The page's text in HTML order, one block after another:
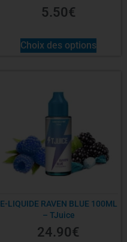
5.50€
Choix des options
E-LIQUIDE RAVEN BLUE 100ML
– TJuice
24.90€